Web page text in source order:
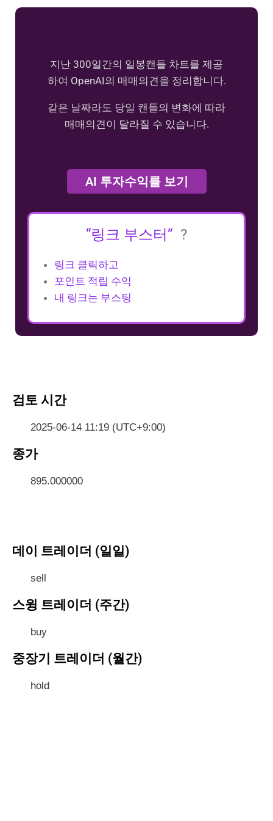
지난 300일간의 일봉캔들 차트를 제공
하여 OpenAI의 매매의견을 정리합니다.
같은 날짜라도 당일 캔들의 변화에 따라
매매의견이 달라질 수 있습니다.
AI 투자수익률 보기
“링크 부스터” ?
링크 클릭하고
포인트 적립 수익
내 링크는 부스팅
검토 시간
2025-06-14 11:19 (UTC+9:00)
종가
895.000000
데이 트레이더 (일일)
sell
스윙 트레이더 (주간)
buy
중장기 트레이더 (월간)
hold